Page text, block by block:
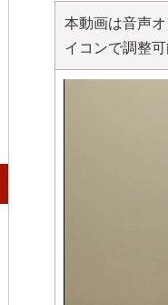
本動画は音声
イコンで調整可